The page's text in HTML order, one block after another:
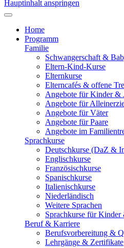
Hauptinhalt anspringen
Home
Programm
Familie
Schwangerschaft &
Eltern-Kind-Kurse
Elternkurse
Elterncafés & offene
Angebote für Kinder &
Angebote für
Angebote für Väter
Angebote für Paare
Angebote im
Sprachkurse
Deutschkurse (DaZ &
Englischkurse
Französischkurse
Spanischkurse
Italienischkurse
Niederländisch
Weitere Sprachen
Sprachkurse für Kinder
Beruf & Karriere
Berufsvorbereitung &
Lehrgänge & Zertifikate